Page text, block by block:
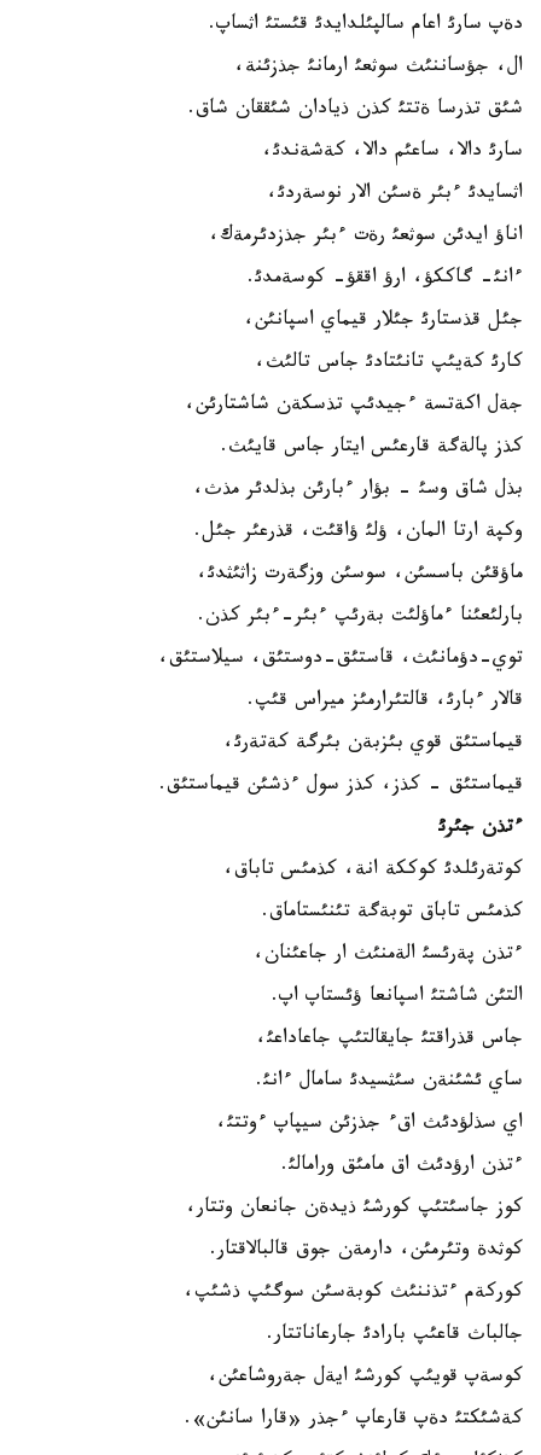
دةپ سارئ اعام سالپئلدايدئ قئستئ اثساپ.
ال، جؤساننئث سوثعئ ارمانئ جذزئنة،
شئق تذرسا ةتتئ كذن ذيادان شئققان شاق.
سارئ دالا، ساعئم دالا، كةشةندئ،
اثسايدئ ءبئر ةسئن الار نوسةردئ،
اناؤ ايدئن سوثعئ رةت ءبئر جذزدئرمةك،
ءانئ- گاككؤ، ارؤ اققؤ- كوسةمدئ.
جئل قذستارئ جئلار قيماي اسپانئن،
كارئ كةيئپ تانئتادئ جاس تالئث،
جةل اكةتسة ءجيدئپ تذسكةن شاشتارئن،
كذز پالةگة قارعئس ايتار جاس قايئث.
بذل شاق وسئ - بؤار ءبارئن بذلدئر مذث،
وكپة ارتا المان، ؤلئ ؤاقئت، قذرعئر جئل.
ماؤقئن باسسئن، سوسئن وزگةرت زاثئثدئ،
بارلئعئنا ءماؤلئت بةرئپ ءبئر-ءبئر كذن.
توي-دؤمانئث، قاستئق-دوستئق، سيلاستئق،
قالار ءبارئ، قالتئرارمئز ميراس قئپ.
قيماستئق قوي بئزبةن بئرگة كةتةرئ،
قيماستئق - كذز، كذز سول ءذشئن قيماستئق.
ءتذن جئرئ
كوتةرئلدئ كوككة انة، كذمئس تاباق،
كذمئس تاباق توبةگة تئنئستاماق.
ءتذن پةرئسئ الةمنئث ار جاعئنان،
التئن شاشتئ اسپانعا ؤئستاپ اپ.
جاس قذراقتئ جايقالتئپ جاعاداعئ،
ساي ئشئنةن سئثسيدئ سامال ءانئ.
اي سذلؤدئث اقء جذزئن سيپاپ ءوتتئ،
ءتذن ارؤدئث اق مامئق ورامالئ.
كوز جاسئتئپ كورشئ ذيدةن جانعان وتتار،
كوثدة وتئرمئن، دارمةن جوق قالبالاقتار.
كوركةم ءتذننئث كوبةسئن سوگئپ ذشئپ،
جالباث قاعئپ بارادئ جارعاناتتار.
كوسةپ قويئپ كورشئ ايةل جةروشاعئن،
كةشئكتئ دةپ قارعاپ ءجذر «قارا سانئن».